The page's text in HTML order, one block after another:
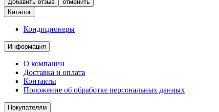
отменить
Каталог
Кондиционеры
Информация
О компании
Доставка и оплата
Контакты
Положение об обработке персональных данных
Покупателям